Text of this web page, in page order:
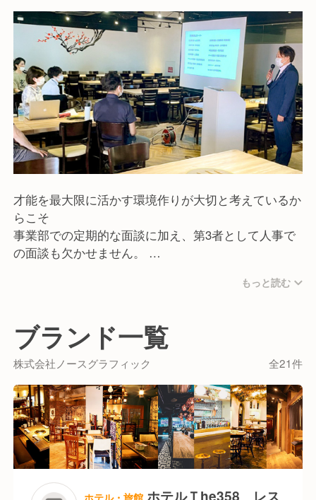
- Source06
- 発酵ヤード
- maze
▶業務提携
親和性・連動性の高いパートナー企業様との連携に
より
多様な飲食サービスの出店・運営を行なっていま
す。
- Source72(JR東日本ホテルメッツ 札幌)
- かなさん(東急ステイ 沖縄那覇)
- The358 空・海（ホテルThe358 sora・umi 福
岡）
- huwa dolo（JR東日本ホテルメッツ 渋谷)
成果や目標達成を一緒に分かち合い成長したいと思っ
ています。
才能を最大限に活かす環境作りが大切と考えているか
らこそ
事業部での定期的な面談に加え、第3者として人事で
の面談も欠かせません。
にチャレンジできる環境を作ります。
そして互いに意見をぶつけ合うことを惜しまず、
一人では決してなし得ない大きな成果と成長を生み出
北は北海道から南は沖縄まで飲食店を展開しており、
全国に仲間がいます。
コンセプトや業態は様々で、新店舗の立ち上げやメニ
ュー開発に携わることもできます。
様々なキャリア、前職経験がある社員が集まっている
もっと読む
ブランド一覧
株式会社ノースグラフィック 全21件
ホテル・旅館 ホテルＴhe358 レス